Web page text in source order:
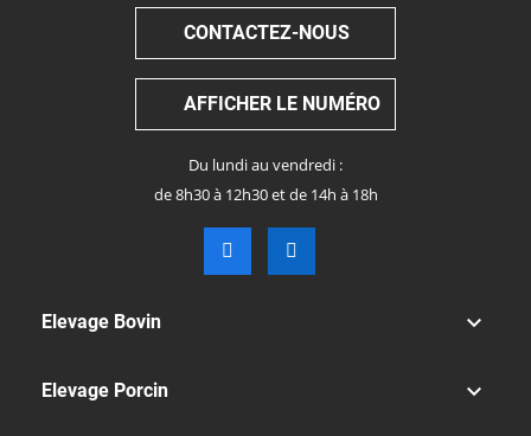
CONTACTEZ-NOUS
AFFICHER LE NUMÉRO
Du lundi au vendredi :
de 8h30 à 12h30 et de 14h à 18h
Elevage Bovin 
Elevage Porcin 